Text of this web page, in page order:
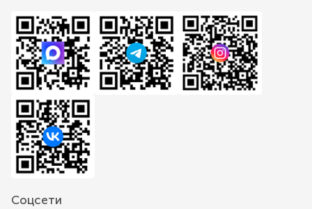
Соцсети